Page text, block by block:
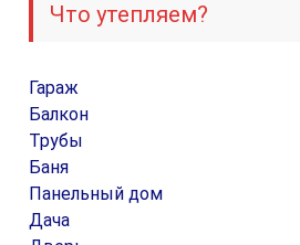
Что утепляем?
Гараж
Балкон
Трубы
Баня
Панельный дом
Дача